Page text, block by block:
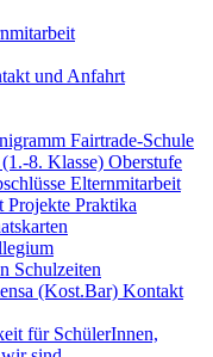
und Anfahrt
Fairtrade-Schule
8. Klasse) Oberstufe
Elternmitarbeit
Projekte Praktika
Schulzeiten
(Kost.Bar) Kontakt
für SchülerInnen,